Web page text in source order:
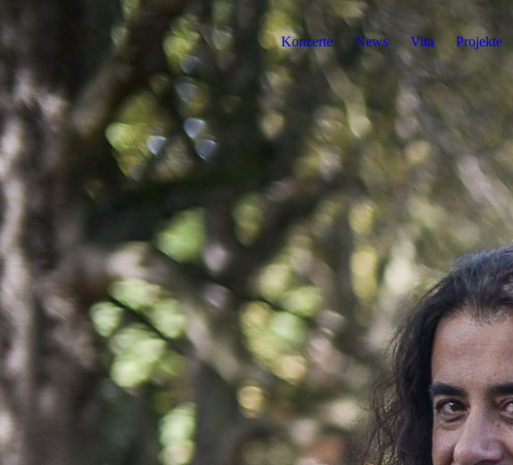
Konzerte News Vita Projekte